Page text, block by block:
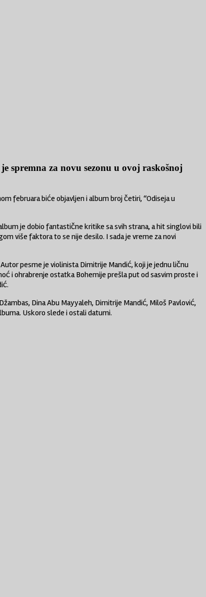
spremna za novu sezonu u ovoj raskošnoj
februara biće objavljen i album broj četiri, “Odiseja u
je dobio fantastične kritike sa svih strana, a hit singlovi bili
više faktora to se nije desilo. I sada je vreme za novi
pesme je violinista Dimitrije Mandić, koji je jednu ličnu
i ohrabrenje ostatka Bohemije prešla put od sasvim proste i
Dina Abu Mayyaleh, Dimitrije Mandić, Miloš Pavlović,
Uskoro slede i ostali datumi.